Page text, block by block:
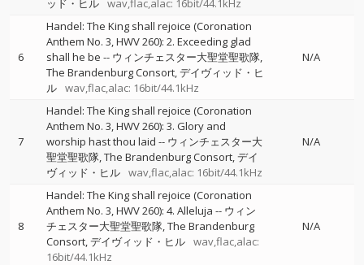
ッド・ヒル wav,flac,alac: 16bit/44.1kHz
6
Handel: The King shall rejoice (Coronation
Anthem No. 3, HWV 260): 2. Exceeding glad
shall he be -- ウィンチェスター大聖堂聖歌隊
The Brandenburg Consort デイヴィッド・ヒ
ル wav,flac,alac: 16bit/44.1kHz
N/A
7
Handel: The King shall rejoice (Coronation
Anthem No. 3, HWV 260): 3. Glory and
worship hast thou laid -- ウィンチェスター大
聖堂聖歌隊 The Brandenburg Consort デイ
ヴィッド・ヒル wav,flac,alac: 16bit/44.1kHz
N/A
8
Handel: The King shall rejoice (Coronation
Anthem No. 3, HWV 260): 4. Alleluja -- ウィン
チェスター大聖堂聖歌隊 The Brandenburg
Consort デイヴィッド・ヒル wav,flac,alac:
16bit/44.1kHz
N/A